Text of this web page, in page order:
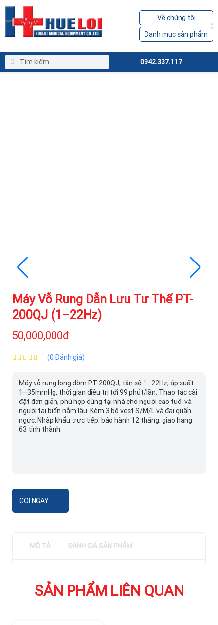
Về chúng tôi
Danh mục sản phẩm
0942.337.117
Máy Vỗ Rung Dẫn Lưu Tư Thế PT-
200QJ (1–22Hz)
50,000,000đ
(0 Đánh giá)
Máy vỗ rung long đờm PT-200QJ, tần số 1–22Hz, áp suất
1–35mmHg, thời gian điều trị tới 99 phút/lần. Thao tác cài
đặt đơn giản, phù hợp dùng tại nhà cho người cao tuổi và
người tai biến nằm lâu. Kèm 3 bộ vest S/M/L và đai quấn
ngực. Nhập khẩu trực tiếp, bảo hành 12 tháng, giao hàng
63 tỉnh thành.
GỌI NGAY
MÔ TẢ ĐÁNH GIÁ SẢN PHẨM
SẢN PHẨM LIÊN QUAN